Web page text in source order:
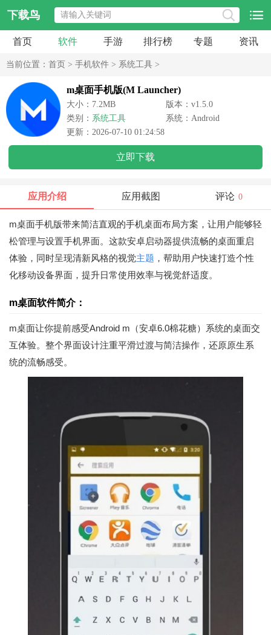
下载鸟
首页 软件 手游 排行榜 专题 资讯
当前位置： 首页 > 手机软件 > 系统工具 >
m桌面手机版(M Launcher)
大小：7.2MB
版本：v1.5.0
类别： 系统工具
系统：Android
更新：2026-07-10 01:24:58
立即下载
应用介绍 应用截图 评论 0
m桌面手机版带来简洁直观的手机桌面布局方案，让用户能够轻
松管理与设置手机界面。这款安卓启动器提供流畅的桌面重启
体验，同时呈现清新风格的视觉主题 ，帮助用户快速打造个性
化移动设备界面，提升日常使用效率与视觉舒适度。
m桌面软件简介：
m桌面让你提前感受Android m（安卓6.0棉花糖）系统的桌面交
互体验。整个界面设计注重平滑过渡与简洁操作，还原原生系
统的流畅感受。